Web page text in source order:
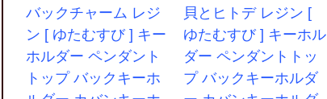
バックチャーム レジ
ン [ ゆたむすび ] キー
ホルダー ペンダント
トップ バックキーホ
貝とヒトデ レジン [
ゆたむすび ] キーホル
ダー ペンダントトッ
プ バックキーホルダ